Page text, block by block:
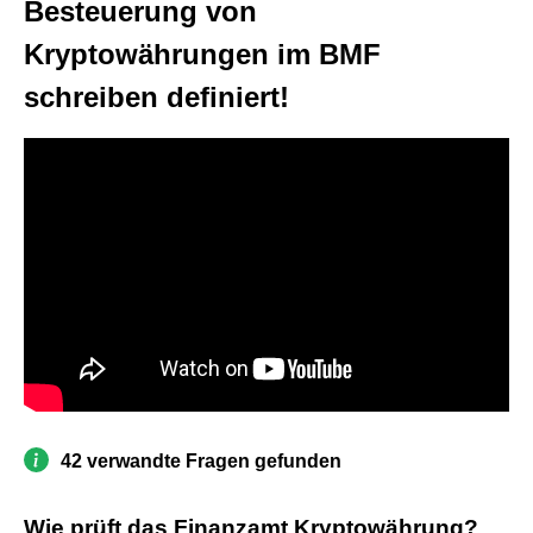
Besteuerung von
Kryptowährungen im BMF
schreiben definiert!
42 verwandte Fragen gefunden
Wie prüft das Finanzamt Kryptowährung?